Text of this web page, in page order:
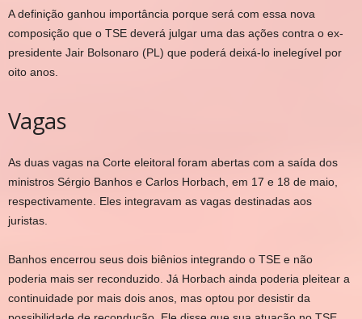
A definição ganhou importância porque será com essa nova
composição que o TSE deverá julgar uma das ações contra o ex-
presidente Jair Bolsonaro (PL) que poderá deixá-lo inelegível por
oito anos.
Vagas
As duas vagas na Corte eleitoral foram abertas com a saída dos
ministros Sérgio Banhos e Carlos Horbach, em 17 e 18 de maio,
respectivamente. Eles integravam as vagas destinadas aos
juristas.
Banhos encerrou seus dois biênios integrando o TSE e não
poderia mais ser reconduzido. Já Horbach ainda poderia pleitear a
continuidade por mais dois anos, mas optou por desistir da